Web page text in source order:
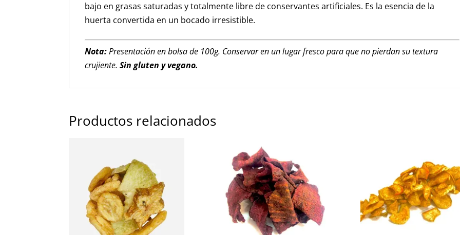
bajo en grasas saturadas y totalmente libre de conservantes artificiales. Es la esencia de la
huerta convertida en un bocado irresistible.
Nota:Presentación en bolsa de 100g. Conservar en un lugar fresco para que no pierdan su textura
crujiente.Sin gluten y vegano.
Productos relacionados